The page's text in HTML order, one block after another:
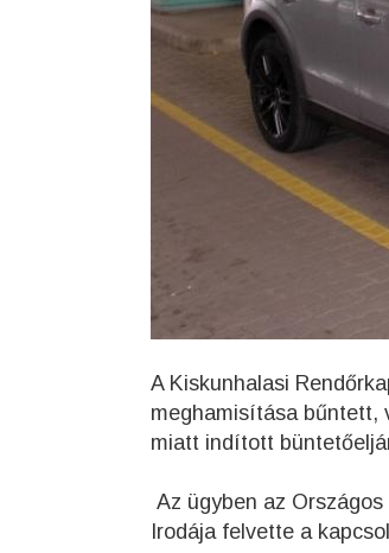
A Kiskunhalasi
meghamisítása bűntett,
miatt indított
Az ügyben az
Irodája felvette a